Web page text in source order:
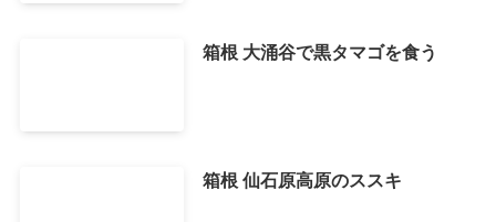
箱根 大涌谷で黒タマゴを食う
箱根 仙石原高原のススキ